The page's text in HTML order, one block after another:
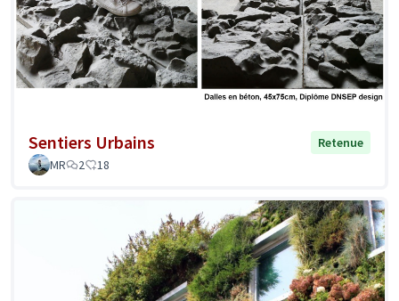
Sentiers Urbains
Retenue
MR
2 18